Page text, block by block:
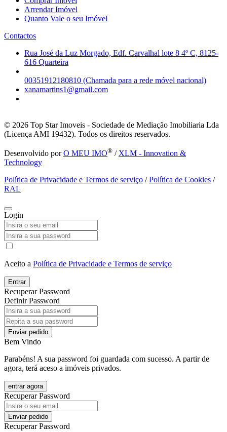
Arrendar Imóvel
Quanto Vale o seu Imóvel
Contactos
Rua José da Luz Morgado, Edf. Carvalhal lote 8 4º C, 8125-
616 Quarteira
00351912180810 (Chamada para a rede móvel nacional)
xanamartins1@gmail.com
© 2026 Top Star Imoveis - Sociedade de Mediação Imobiliaria Lda
(Licença AMI 19432). Todos os direitos reservados.
Desenvolvido porO MEU IMO® / XLM - Innovation &
Technology
Política de Privacidade e Termos de serviço /Política de Cookies /
RAL
Login
Aceito a Política de Privacidade e Termos de serviço
Entrar
Recuperar Password
Definir Password
Enviar pedido
Bem Vindo
Parabéns! A sua password foi guardada com sucesso. A partir de
agora, terá aceso a imóveis privados.
entrar agora
Recuperar Password
Enviar pedido
Recuperar Password